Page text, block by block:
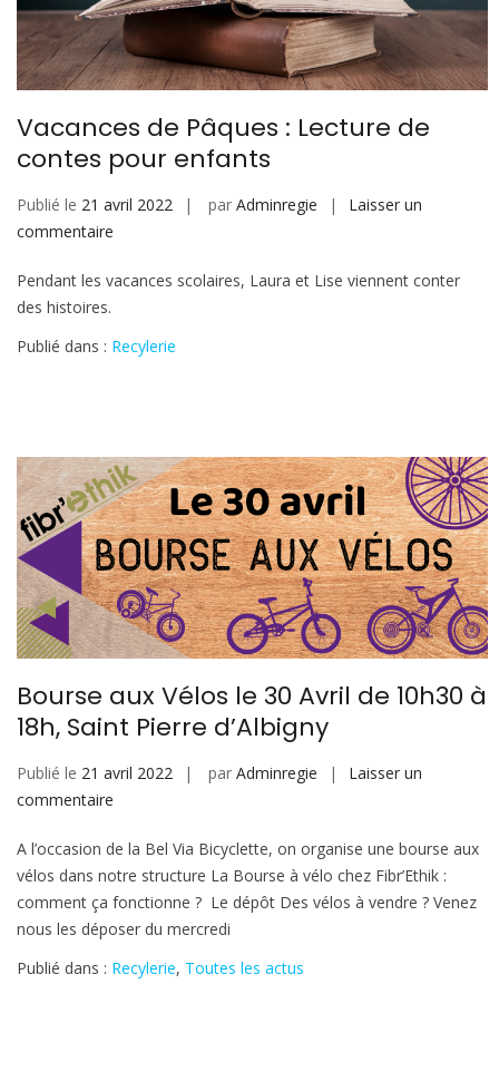
Vacances de Pâques : Lecture de
contes pour enfants
Publié le 21 avril 2022 par Adminregie
Laisser un
commentaire
de
:
Lecture
enfants
Pendant les vacances scolaires, Laura et Lise viennent conter
des histoires.
Publié dans : Recylerie
Bourse aux Vélos le 30 Avril de 10h30 à
18h, Saint Pierre d’Albigny
Publié le 21 avril 2022 par Adminregie
Laisser un
commentaire
aux
Vélos
le
30
Avril
A l’occasion de la Bel Via Bicyclette, on organise une bourse aux
vélos dans notre structure La Bourse à vélo chez Fibr’Ethik :
comment ça fonctionne ? Le dépôt Des vélos à vendre ? Venez
nous les déposer du mercredi
Publié dans : Recylerie, Toutes les actus